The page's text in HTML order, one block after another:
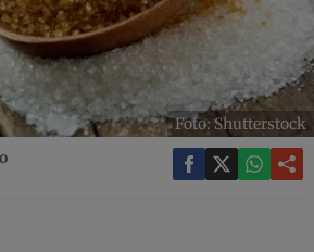
Foto: Shutterstock